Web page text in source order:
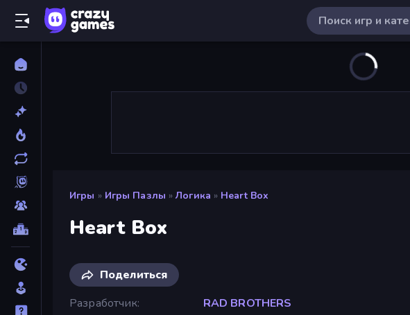
Игры » Игры Пазлы » Логика » Heart Box
Heart Box
Поделиться
Разработчик
RAD BROTHERS